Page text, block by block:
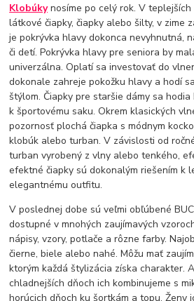
Klobúkynosíme po celý rok. V teplejších
látkové čiapky, čiapky alebo šilty, v zime
je pokrývka hlavy dokonca nevyhnutná,
či detí. Pokrývka hlavy pre seniora by
univerzálna. Oplatí sa investovať do
dokonale zahreje pokožku hlavy a hodí
štýlom. Čiapky pre staršie dámy sa
k športovému saku. Okrem klasických
pozornosť plochá čiapka s módnym
klobúk alebo turban. V závislosti od
turban vyrobený z vlny alebo tenkého,
efektné čiapky sú dokonalým riešením k
elegantnému outfitu.
V poslednej dobe sú veľmi obľúbené
dostupné v mnohých zaujímavých
nápisy, vzory, potlače a rôzne farby.
čierne, biele alebo nahé. Môžu mať
ktorým každá štylizácia získa charakter.
chladnejších dňoch ich kombinujeme s
horúcich dňoch ku šortkám a topu. Ženy